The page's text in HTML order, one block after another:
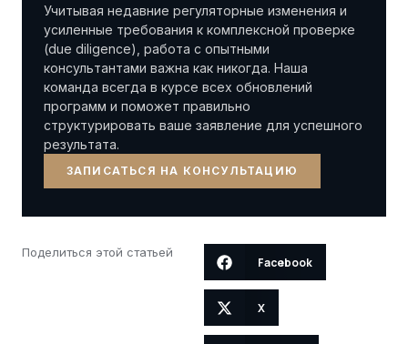
Учитывая недавние регуляторные изменения и
усиленные требования к комплексной проверке
(due diligence), работа с опытными
консультантами важна как никогда. Наша
команда всегда в курсе всех обновлений
программ и поможет правильно
структурировать ваше заявление для успешного
результата.
ЗАПИСАТЬСЯ НА КОНСУЛЬТАЦИЮ
Поделиться этой статьей
Facebook
X